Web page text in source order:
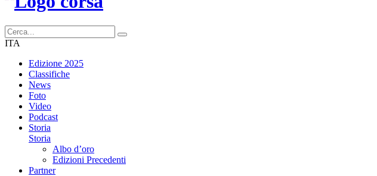
ITA
Edizione 2025
Classifiche
News
Foto
Video
Podcast
Storia
Storia
Albo d’oro
Edizioni Precedenti
Partner